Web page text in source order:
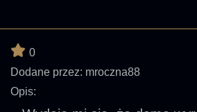
0
Dodane przez: mroczna88
Opis: